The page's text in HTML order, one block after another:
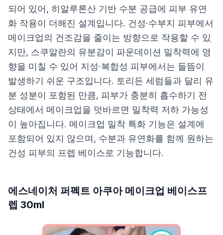
되어 있어, 히알루론산 기반 수분 공급에 피부 유연
화 작용이 더해진 설계입니다. 건성·수부지 피부에서
메이크업의 건조감을 줄이는 방향으로 작용할 수 있
지만, 스쿠알란의 유분감이 파운데이션 밀착력에 영
향을 미칠 수 있어 지성·복합성 피부에서는 들뜸이
발생하기 쉬운 구조입니다. 토리든 세럼들과 달리 유
분 성분이 포함된 만큼, 피부가 충분히 흡수하기 전
상태에서 메이크업을 덧바르면 밀착력 저하 가능성
이 높아집니다. 메이크업 밀착 특화 기능은 설계에
포함되어 있지 않으며, 수분과 유연화를 함께 원하는
건성 피부의 프렙 베이스로 기능합니다.
에스네이처 퍼펙트 아쿠아 메이크업 베이스프
렙 30ml